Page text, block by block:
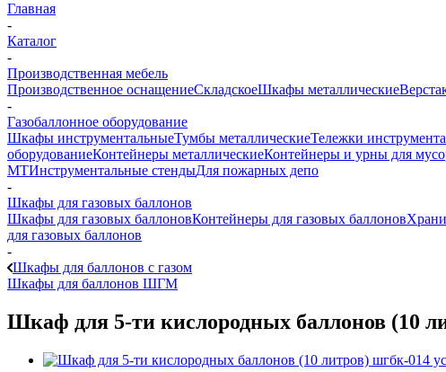
Главная
-
Каталог
-
Производственная мебель
Производственное оснащениеСкладскоеШкафы металлические
-
Газобаллонное оборудование
Шкафы инструментальныеТумбы металлическиеТележки
оборудованиеКонтейнеры металлическиеКонтейнеры и урны для
МТИнструментальные стендыДля пожарных депо
-
Шкафы для газовых баллонов
Шкафы для газовых баллоновКонтейнеры для газовых баллонов
для газовых баллонов
-
Шкафы для баллонов с газом
Шкафы для баллонов ШГМ
Шкаф для 5-ти кислородных баллонов (10